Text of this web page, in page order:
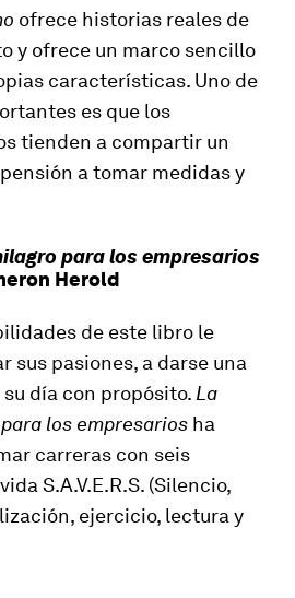
ofrece historias reales de
y ofrece un marco sencillo
características. Uno de
es que los
tienden a compartir un
a tomar medidas y
para los empresarios
Herold
de este libro le
sus pasiones, a darse una
día con propósito. La
los empresarios ha
carreras con seis
S.A.V.E.R.S. (Silencio,
ejercicio, lectura y